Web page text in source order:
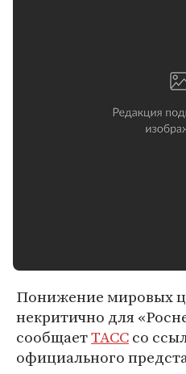
Понижение мировых
некритично для
сообщаетТАССсо
официального